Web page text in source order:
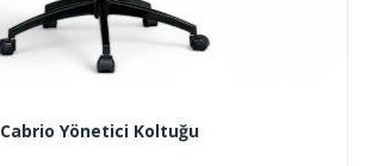
Cabrio Yönetici Koltuğu